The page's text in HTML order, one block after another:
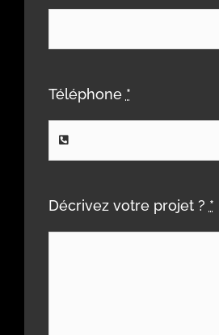
Téléphone *
Décrivez votre projet ? *